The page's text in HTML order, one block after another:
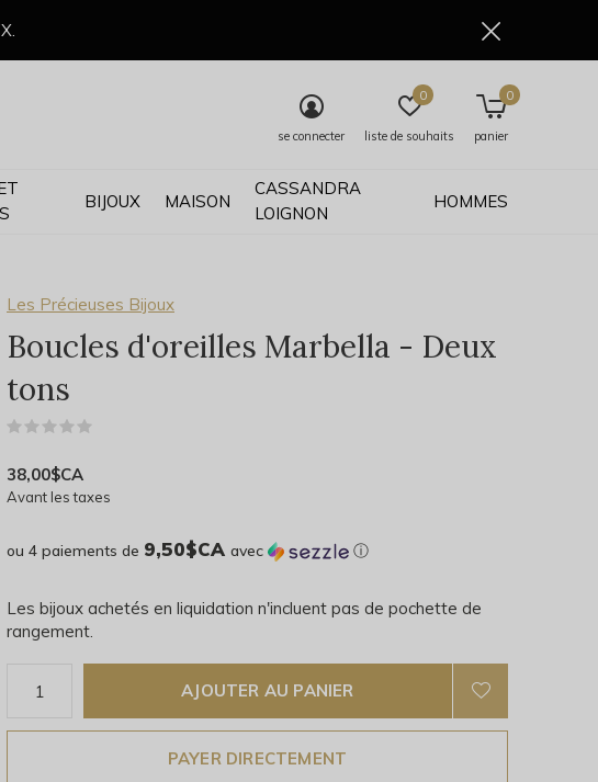
BIJOUX MAISON
CASSANDRA
LOIGNON
HOMMES
se connecter liste de souhaits
0
panier
0
Les Précieuses Bijoux
Boucles d'oreilles Marbella - Deux
tons
38,00$CA
Avant les taxes
ou 4 paiements de 9,50$CA avec ⓘ
Les bijoux achetés en liquidation n'incluent pas de pochette de
rangement.
AJOUTER AU PANIER
PAYER DIRECTEMENT